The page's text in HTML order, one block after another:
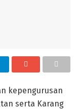
kepengurusan
serta Karang